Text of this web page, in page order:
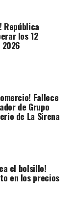
República
los 12
Fallece
de Grupo
de La Sirena
el bolsillo!
en los precios